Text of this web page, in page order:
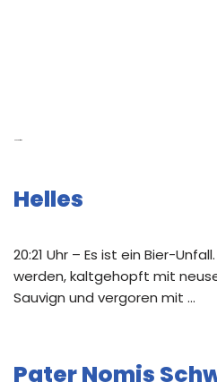
Helles
20:21 Uhr – Es ist ein Bier-
werden, kaltgehopft mit
Sauvign und vergoren mit …
Pater Nomis